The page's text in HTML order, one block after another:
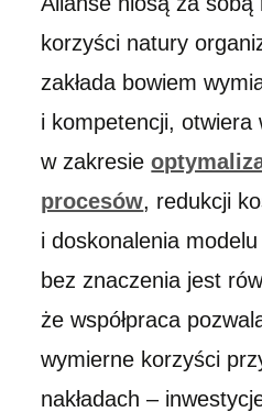
korzyści natury
zakłada bowiem
i kompetencji, otwiera
w zakresie
procesów, redukcji
i doskonalenia
bez znaczenia jest
że współpraca
wymierne korzyści
nakładach –